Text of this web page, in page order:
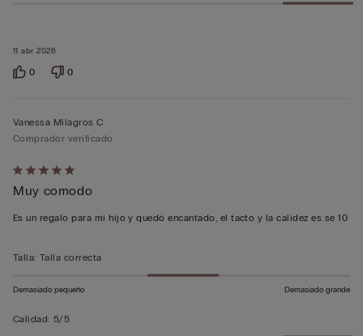
11 abr 2026
0 0
Calificación
de
5
5
Vanessa Milagros C
Comprador verificado
Muy comodo
Es un regalo para mi hijo y quedó encantado, el tacto y la calidez es se 10
Talla: Talla correcta
Demasiado pequeño Demasiado grande
Calidad: 5/5